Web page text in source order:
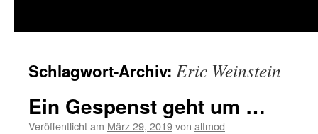
Schlagwort-Archiv: Eric Weinstein
Ein Gespenst geht um …
Veröffentlicht am März 29, 2019von altmod